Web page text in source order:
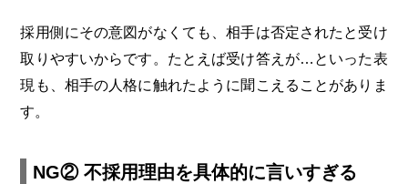
採用側にその意図がなくても、相手は否定されたと受け
取りやすいからです。たとえば受け答えが…といった表
現も、相手の人格に触れたように聞こえることがありま
す。
NG② 不採用理由を具体的に言いすぎる